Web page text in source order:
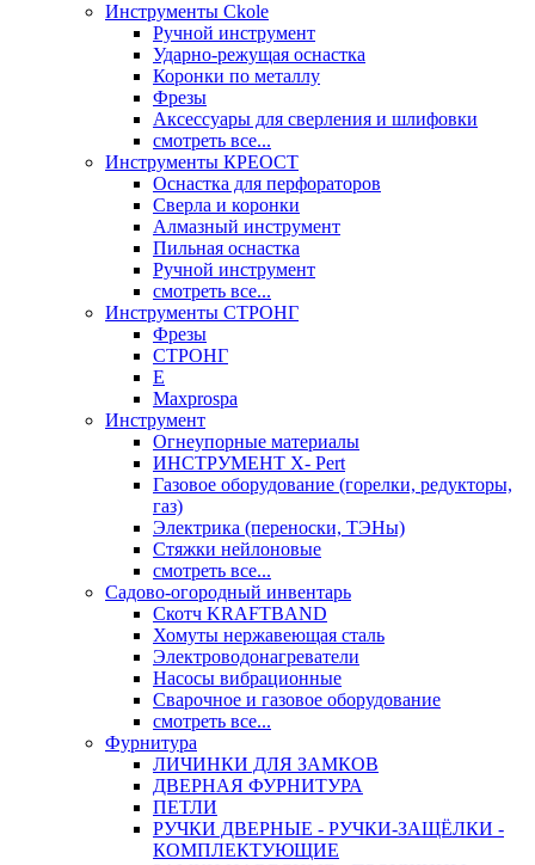
Инструменты Ckole
Ручной инструмент
Ударно‑режущая оснастка
Коронки по металлу
Фрезы
Аксессуары для сверления и шлифовки
смотреть все...
Инструменты КРЕОСТ
Оснастка для перфораторов
Сверла и коронки
Алмазный инструмент
Пильная оснастка
Ручной инструмент
смотреть все...
Инструменты СТРОНГ
Фрезы
СТРОНГ
Е
Maxprospa
Инструмент
Огнеупорные материалы
ИНСТРУМЕНТ X- Pert
Газовое оборудование (горелки, редукторы,
газ)
Электрика (переноски, ТЭНы)
Стяжки нейлоновые
смотреть все...
Садово-огородный инвентарь
Скотч KRAFTBAND
Хомуты нержавеющая сталь
Электроводонагреватели
Насосы вибрационные
Сварочное и газовое оборудование
смотреть все...
Фурнитура
ЛИЧИНКИ ДЛЯ ЗАМКОВ
ДВЕРНАЯ ФУРНИТУРА
ПЕТЛИ
РУЧКИ ДВЕРНЫЕ - РУЧКИ-ЗАЩЁЛКИ -
КОМПЛЕКТУЮЩИЕ